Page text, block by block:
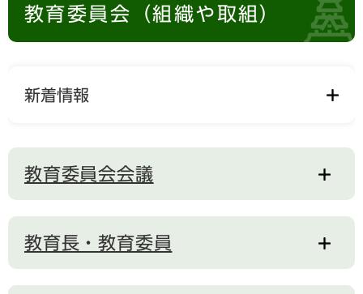
タ教育委員会（組織や取組）
新着情報
教育委員会会議
教育長・教育委員